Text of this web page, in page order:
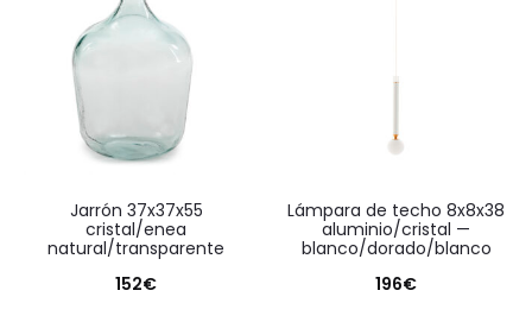
jarrón 37x37x55
cristal/enea
natural/transparente
152€
lámpara de techo 8x8x38
aluminio/cristal —
blanco/dorado/blanco
196€